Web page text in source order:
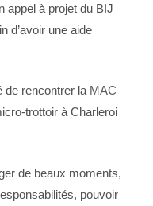
appel à projet du BIJ
d’avoir une aide
de rencontrer la MAC
trottoir à Charleroi
de beaux moments,
pouvoir